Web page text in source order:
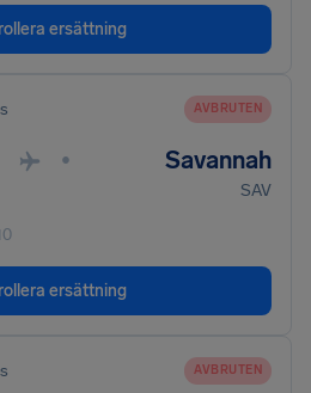
ersättning
AVBRUTEN
• Savannah
SAV
ersättning
AVBRUTEN